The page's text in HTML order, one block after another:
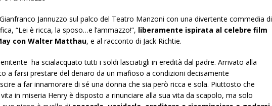
Jannuzzo sul palco del Teatro Manzoni con una divertente commedia di
“Lei è ricca, la sposo…e l’ammazzo!”, liberamente ispirata al celebre film
con Walter Matthau, e al racconto di Jack Richtie.
ha scialacquato tutti i soldi lasciatigli in eredità dal padre. Arrivato alla
a farsi prestare del denaro da un mafioso a condizioni decisamente
a far innamorare di sé una donna che sia però ricca e sola. Piuttosto che
in miseria Henry è disposto a rinunciare alla sua vita da scapolo, ma solo